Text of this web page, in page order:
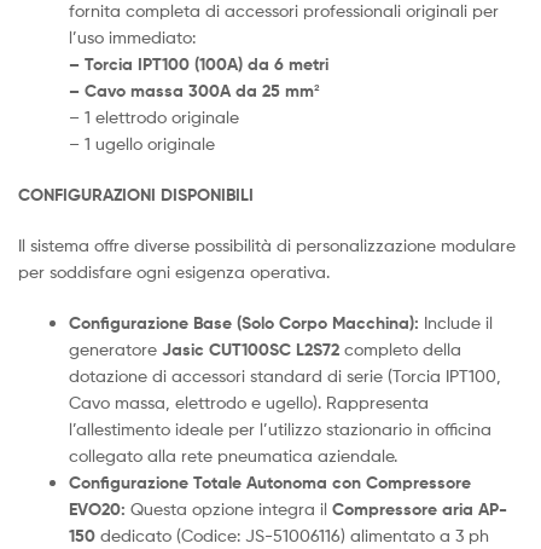
fornita completa di accessori professionali originali per
l’uso immediato:
– Torcia IPT100 (100A) da 6 metri
– Cavo massa 300A da 25 mm²
– 1 elettrodo originale
– 1 ugello originale
CONFIGURAZIONI DISPONIBILI
Il sistema offre diverse possibilità di personalizzazione modulare
per soddisfare ogni esigenza operativa.
Configurazione Base (Solo Corpo Macchina): Include il
generatore Jasic CUT100SC L2S72 completo della
dotazione di accessori standard di serie (Torcia IPT100,
Cavo massa, elettrodo e ugello). Rappresenta
l’allestimento ideale per l’utilizzo stazionario in officina
collegato alla rete pneumatica aziendale.
Configurazione Totale Autonoma con Compressore
EVO20: Questa opzione integra il Compressore aria AP-
150 dedicato (Codice: JS-51006116) alimentato a 3 ph